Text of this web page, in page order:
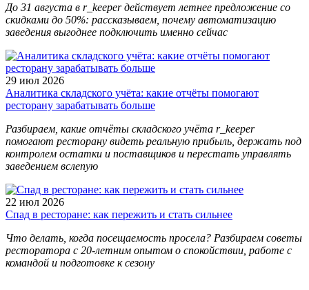
До 31 августа в r_keeper действует летнее предложение со
скидками до 50%: рассказываем, почему автоматизацию
заведения выгоднее подключить именно сейчас
29 июл 2026
Аналитика складского учёта: какие отчёты помогают
ресторану зарабатывать больше
Разбираем, какие отчёты складского учёта r_keeper
помогают ресторану видеть реальную прибыль, держать под
контролем остатки и поставщиков и перестать управлять
заведением вслепую
22 июл 2026
Спад в ресторане: как пережить и стать сильнее
Что делать, когда посещаемость просела? Разбираем советы
ресторатора с 20-летним опытом о спокойствии, работе с
командой и подготовке к сезону